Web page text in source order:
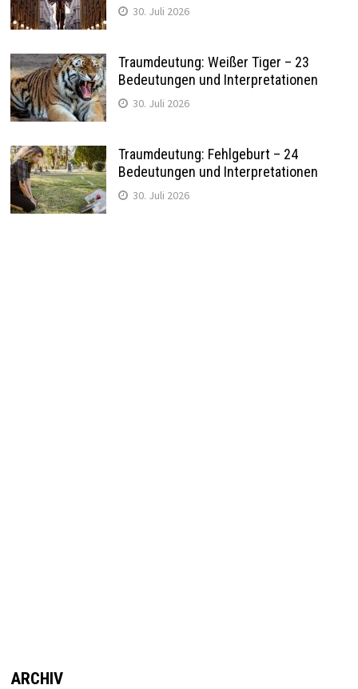
30. Juli 2026
Traumdeutung: Weißer Tiger – 23
Bedeutungen und Interpretationen
30. Juli 2026
Traumdeutung: Fehlgeburt – 24
Bedeutungen und Interpretationen
30. Juli 2026
ARCHIV